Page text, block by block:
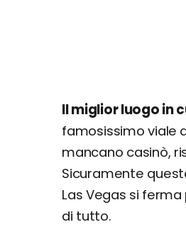
Il miglior luogo in
famosissimo viale
mancano casinò,
Sicuramente
Las Vegas si
di tutto.